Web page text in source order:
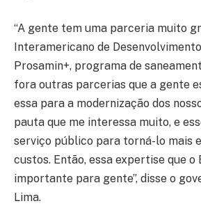
“A gente tem uma parceria muito
Interamericano de
Prosamin+, programa de
fora outras parcerias que a gente
essa para a modernização dos
pauta que me interessa muito, e
serviço público para torná-lo mais
custos. Então, essa expertise que o
importante para gente”, disse o
Lima.